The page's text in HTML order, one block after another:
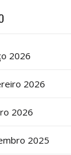
2026
2026
2026
2025